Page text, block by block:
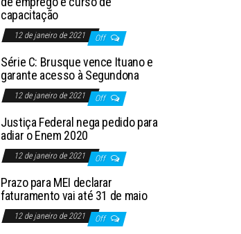
capacitação
12 de janeiro de 2021 Off
Série C: Brusque vence Ituano e
garante acesso à Segundona
12 de janeiro de 2021 Off
Justiça Federal nega pedido para
adiar o Enem 2020
12 de janeiro de 2021 Off
Prazo para MEI declarar
faturamento vai até 31 de maio
12 de janeiro de 2021 Off